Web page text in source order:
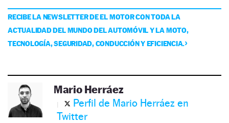
RECIBE LA NEWSLETTER DE EL MOTOR CON TODA LA
ACTUALIDAD DEL MUNDO DEL AUTOMÓVIL Y LA MOTO,
TECNOLOGÍA, SEGURIDAD, CONDUCCIÓN Y EFICIENCIA.
Mario Herráez
Perfil de Mario Herráez en
Twitter